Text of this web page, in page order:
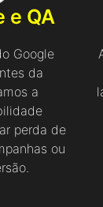
e QA
Google
da
a
perda de
ou